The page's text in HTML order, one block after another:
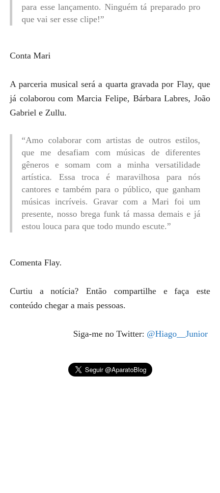
para esse lançamento. Ninguém tá preparado pro
que vai ser esse clipe!”
Conta Mari
A parceria musical será a quarta gravada por Flay, que
já colaborou com Marcia Felipe, Bárbara Labres, João
Gabriel e Zullu.
“Amo colaborar com artistas de outros estilos,
que me desafiam com músicas de diferentes
gêneros e somam com a minha versatilidade
artística. Essa troca é maravilhosa para nós
cantores e também para o público, que ganham
músicas incríveis. Gravar com a Mari foi um
presente, nosso brega funk tá massa demais e já
estou louca para que todo mundo escute.”
Comenta Flay.
Curtiu a notícia? Então compartilhe e faça este
conteúdo chegar a mais pessoas.
Siga-me no Twitter: @Hiago__Junior